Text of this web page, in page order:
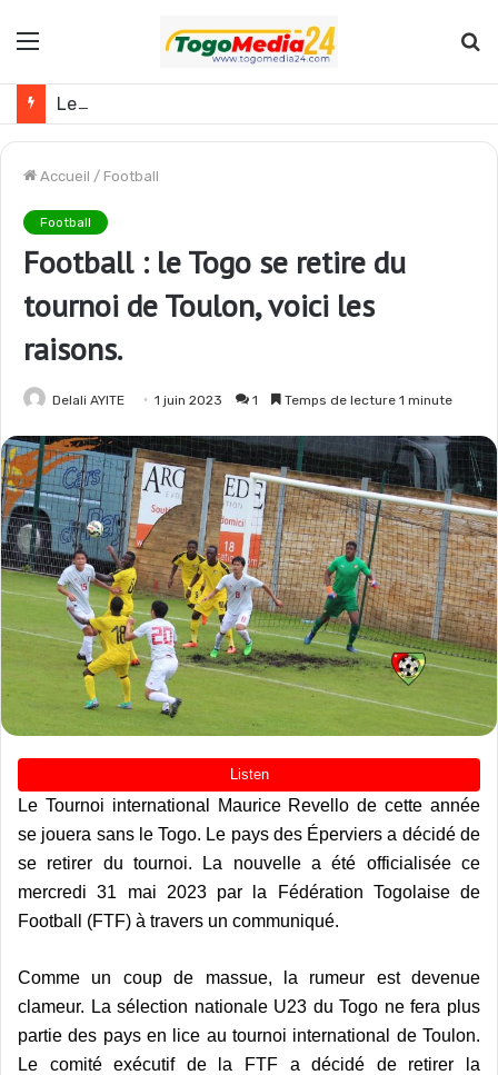
Menu
Le Ghana envisage des réformes politiques
Accueil / Football
Football
Football : le Togo se retire du
tournoi de Toulon, voici les
raisons.
Delali AYITE 1 juin 2023 1 Temps de lecture 1 minute
Le Tournoi international Maurice Revello de cette année
se jouera sans le Togo. Le pays des Éperviers a décidé de
se retirer du tournoi. La nouvelle a été officialisée ce
mercredi 31 mai 2023 par la Fédération Togolaise de
Football (FTF) à travers un communiqué.
Comme un coup de massue, la rumeur est devenue
clameur. La sélection nationale U23 du Togo ne fera plus
partie des pays en lice au tournoi international de Toulon.
Le comité exécutif de la FTF a décidé de retirer la